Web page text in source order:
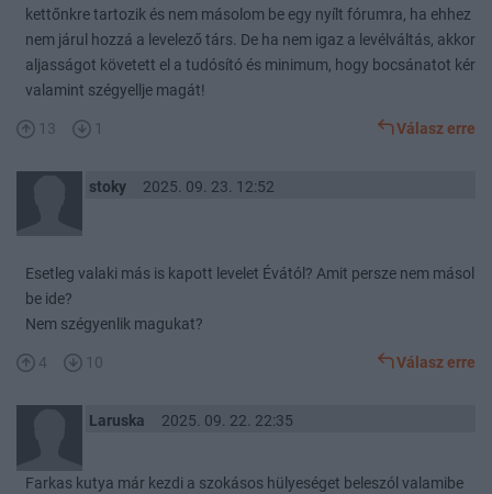
kettőnkre tartozik és nem másolom be egy nyílt fórumra, ha ehhez
nem járul hozzá a levelező társ. De ha nem igaz a levélváltás, akkor
aljasságot követett el a tudósító és minimum, hogy bocsánatot kér
valamint szégyellje magát!
13 1 Válasz erre
stoky 2025. 09. 23. 12:52
Esetleg valaki más is kapott levelet Évától? Amit persze nem másol
be ide?
Nem szégyenlik magukat?
4 10 Válasz erre
Laruska 2025. 09. 22. 22:35
Farkas kutya már kezdi a szokásos hülyeséget beleszól valamibe